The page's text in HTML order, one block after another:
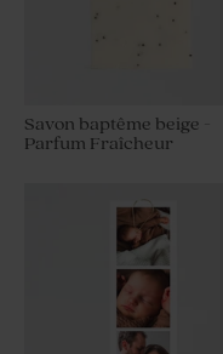
Savon baptême beige -
Parfum Fraîcheur